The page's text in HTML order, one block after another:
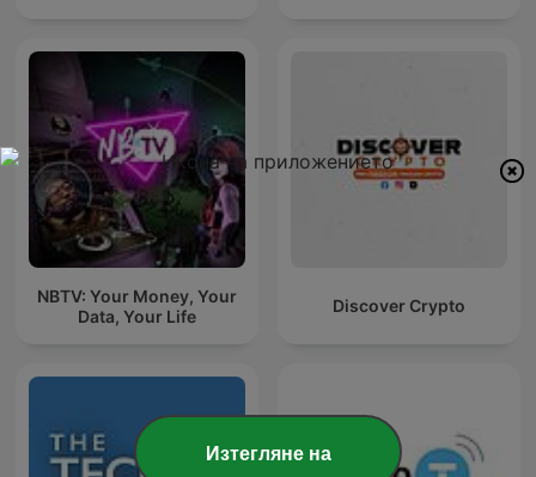
NBTV: Your Money, Your
Data, Your Life
Discover Crypto
Изтегляне на